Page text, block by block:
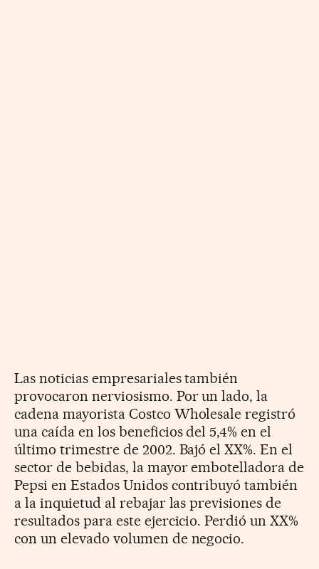
Las noticias empresariales también
provocaron nerviosismo. Por un lado, la
cadena mayorista Costco Wholesale registró
una caída en los beneficios del 5,4% en el
último trimestre de 2002. Bajó el XX%. En el
sector de bebidas, la mayor embotelladora de
Pepsi en Estados Unidos contribuyó también
a la inquietud al rebajar las previsiones de
resultados para este ejercicio. Perdió un XX%
con un elevado volumen de negocio.